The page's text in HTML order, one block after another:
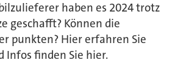
haben es 2024 trotz
geschafft? Können die
punkten? Hier erfahren Sie
Infos finden Sie hier.